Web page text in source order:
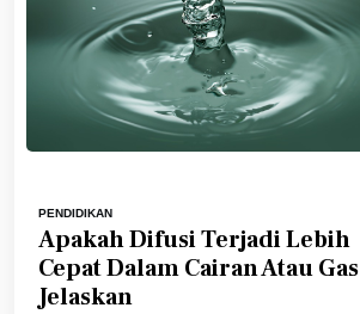
PENDIDIKAN
Apakah Difusi Terjadi Lebih
Cepat Dalam Cairan Atau Gas
Jelaskan